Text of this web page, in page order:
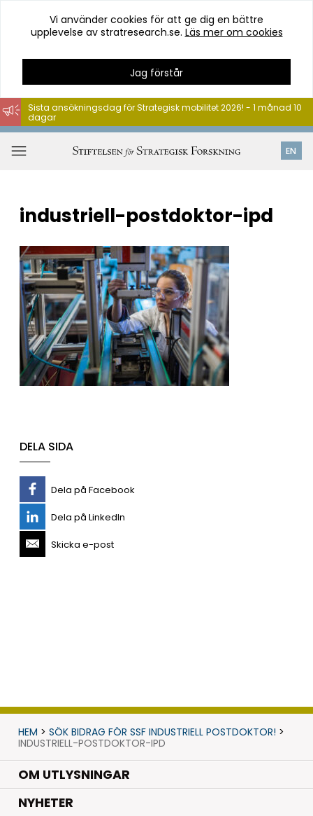
Hoppa
till
innehåll
Vi använder cookies för att ge dig en bättre
upplevelse av stratresearch.se. Läs mer om cookies
Jag förstår
EN
Sista ansökningsdag för Strategisk mobilitet 2026! - 1 månad 10
dagar
industriell-postdoktor-ipd
DELA SIDA
Dela på Facebook
Dela på LinkedIn
Skicka e-post
HEM > SÖK BIDRAG FÖR SSF INDUSTRIELL POSTDOKTOR! >
INDUSTRIELL-POSTDOKTOR-IPD
OM UTLYSNINGAR
NYHETER.